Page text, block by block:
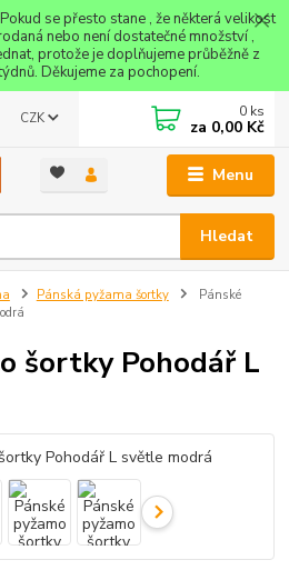
se přesto stane , že některá velikost
nebo není dostatečné množství ,
protože je doplňujeme průběžně z
Děkujeme za pochopení.
Menu
CZK
Hledat
0 ks
za 0,00 Kč
Pánská pyžama šortky
Pánské
šortky Pohodář L